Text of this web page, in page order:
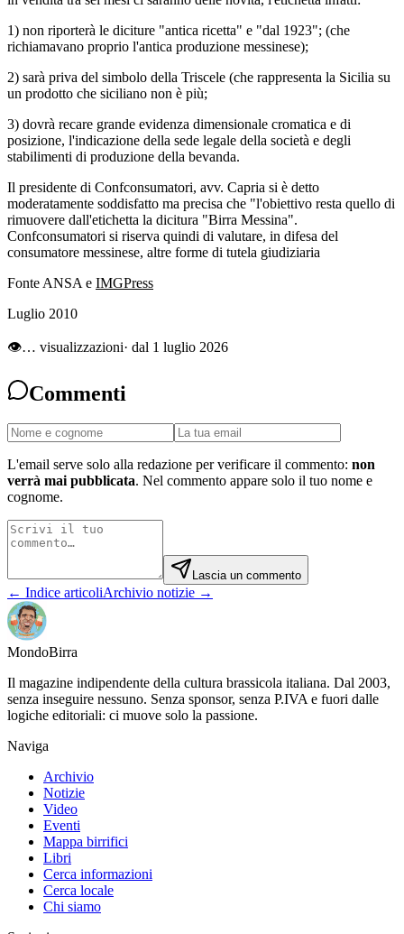
1) non riporterà le diciture "antica ricetta" e "dal 1923"; (che
richiamavano proprio l'antica produzione messinese);
2) sarà priva del simbolo della Triscele (che rappresenta la Sicilia su
un prodotto che siciliano non è più;
3) dovrà recare grande evidenza dimensionale cromatica e di
posizione, l'indicazione della sede legale della società e degli
stabilimenti di produzione della bevanda.
Il presidente di Confconsumatori, avv. Capria si è detto
moderatamente soddisfatto ma precisa che "l'obiettivo resta quello di
rimuovere dall'etichetta la dicitura "Birra Messina".
Confconsumatori si riserva quindi di valutare, in difesa del
consumatore messinese, altre forme di tutela giudiziaria
Fonte ANSA e IMGPress
Luglio 2010
👁… visualizzazioni· dal 1 luglio 2026
Commenti
L'email serve solo alla redazione per verificare il commento: non
verrà mai pubblicata. Nel commento appare solo il tuo nome e
cognome.
Lascia un commento
← Indice articoliArchivio notizie →
MondoBirra
Il magazine indipendente della cultura brassicola italiana. Dal 2003,
senza inseguire nessuno. Senza sponsor, senza P.IVA e fuori dalle
logiche editoriali: ci muove solo la passione.
Naviga
Archivio
Notizie
Video
Eventi
Mappa birrifici
Libri
Cerca informazioni
Cerca locale
Chi siamo